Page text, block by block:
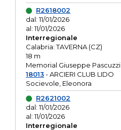
R2618002
dal: 11/01/2026
al: 11/01/2026
Interregionale
Calabria: TAVERNA (CZ)
18 m
Memorial Giuseppe Pascuzzi
18013- ARCIERI CLUB LIDO
Socievole, Eleonora
R2621002
dal: 11/01/2026
al: 11/01/2026
Interregionale